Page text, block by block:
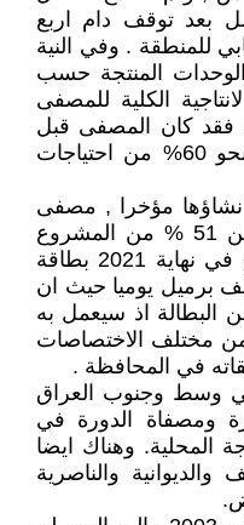
بعد توقف دام اربع
للمنطقة . وفي النية
المنتجة حسب
الكلية للمصفى
يوميا. فقد كان المصفى قبل
احتلال داعش له يزود العراق بنحو 60% من احتياجات
مؤخرا , مصفى
كربلاء الذي تم استكمال اكثر من 51 % من المشروع
ومن المؤمل ان ينتهي العمل به في نهاية 2021 بطاقة
تصل الى اكثر من 140 ألف برميل يوميا حيث ان
البطالة اذ سيعمل به
ومن مختلف الاختصاصات
في المحافظة .
وسط وجنوب العراق
ومصفاة الدورة في
المحلية. وهناك ايضا
والناصرية